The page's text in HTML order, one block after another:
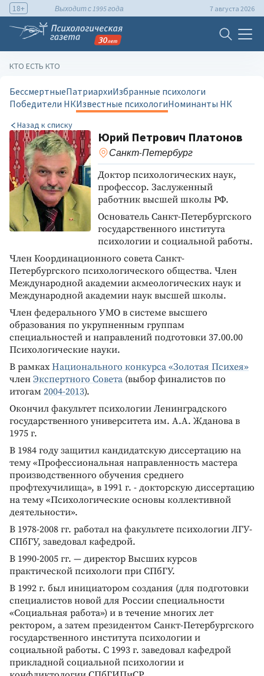
18+ Выходит с 1995 года 7 августа 2026
КТО ЕСТЬ КТО
БессмертныеПатриархиИзбранные психологи
Победители НКИзвестные психологиНоминанты НК
Назад к списку
Юрий Петрович Платонов
Санкт-Петербург
Доктор психологических наук,
профессор. Заслуженный
работник высшей школы РФ.
Основатель Санкт-Петербургского
государственного института
психологии и социальной работы.
Член Координационного совета Санкт-
Петербургского психологического общества. Член
Международной академии акмеологических наук и
Международной академии наук высшей школы.
Член федерального УМО в системе высшего
образования по укрупненным группам
специальностей и направлений подготовки 37.00.00
Психологические науки.
В рамкахНационального конкурса «Золотая Психея»
член Экспертного Совета (выбор финалистов по
итогам 2004-2013).
Окончил факультет психологии Ленинградского
государственного университета им. А.А. Жданова в
1975 г.
В 1984 году защитил кандидатскую диссертацию на
тему «Профессиональная направленность мастера
производственного обучения среднего
профтехучилища», в 1991 г. - докторскую диссертацию
на тему «Психологические основы коллективной
деятельности».
В 1978-2008 гг. работал на факультете психологии ЛГУ-
СПбГУ, заведовал кафедрой.
В 1990-2005 гг. — директор Высших курсов
практической психологи при СПбГУ.
В 1992 г. был инициатором создания (для подготовки
специалистов новой для России специальности
«Социальная работа») и в течение многих лет
ректором, а затем президентом Санкт-Петербургского
государственного института психологии и
социальной работы. С 1993 г. заведовал кафедрой
прикладной социальной психологии и